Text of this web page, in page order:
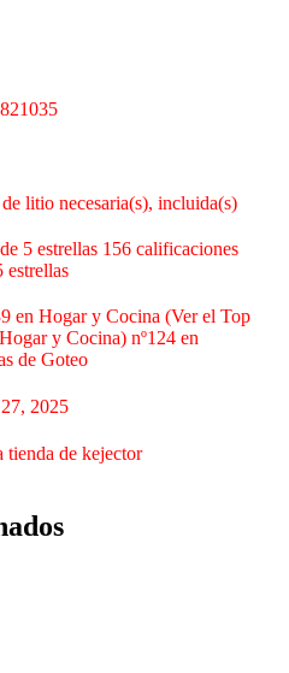
litio necesaria(s), incluida(s)
5 estrellas 156 calificaciones
estrellas
en Hogar y Cocina (Ver el Top
y Cocina) nº124 en
de Goteo
2025
tienda de kejector